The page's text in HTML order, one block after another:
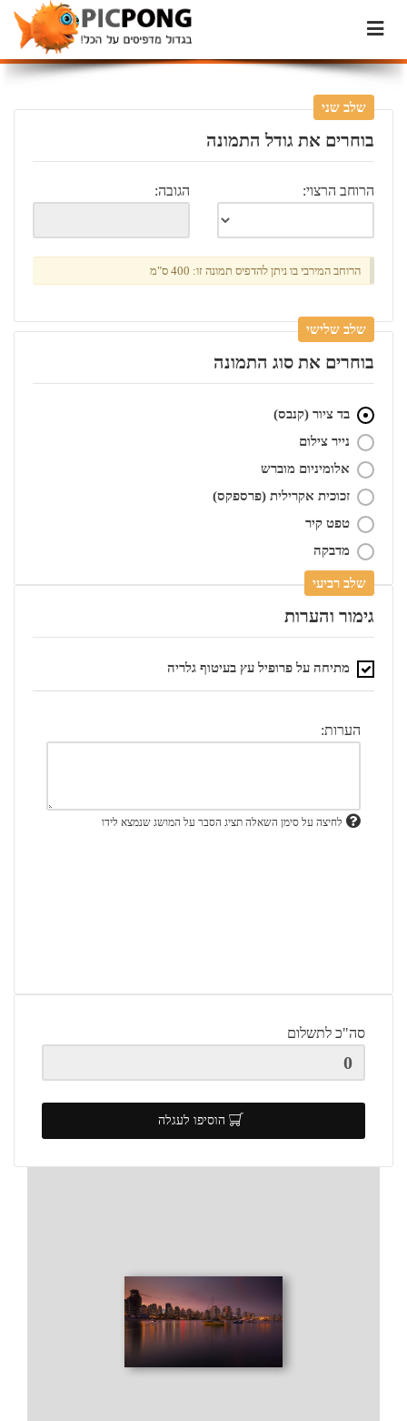
שלב שני
בוחרים את גודל התמונה
הגובה: הרוחב הרצוי:
הרוחב המירבי בו ניתן להדפיס תמונה זו: 400 ס"מ
שלב שלישי
בוחרים את סוג התמונה
בד ציור (קנבס)
נייר צילום
אלומיניום מוברש
זכוכית אקרילית (פרספקס)
טפט קיר
מדבקה
שלב רביעי
גימור והערות
מתיחה על פרופיל עץ בעיטוף גלריה
הערות:
לחיצה על סימן השאלה תציג הסבר על המושג שנמצא לידו
סה"כ לתשלום
הוסיפו לעגלה